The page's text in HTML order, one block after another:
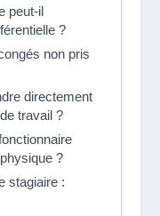
peut-il
?
non pris
directement
travail ?
?
stagiaire :